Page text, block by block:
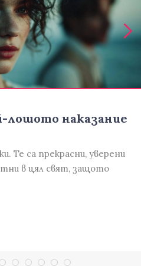
лошото наказание
Те са прекрасни, уверени
в цял свят, защото